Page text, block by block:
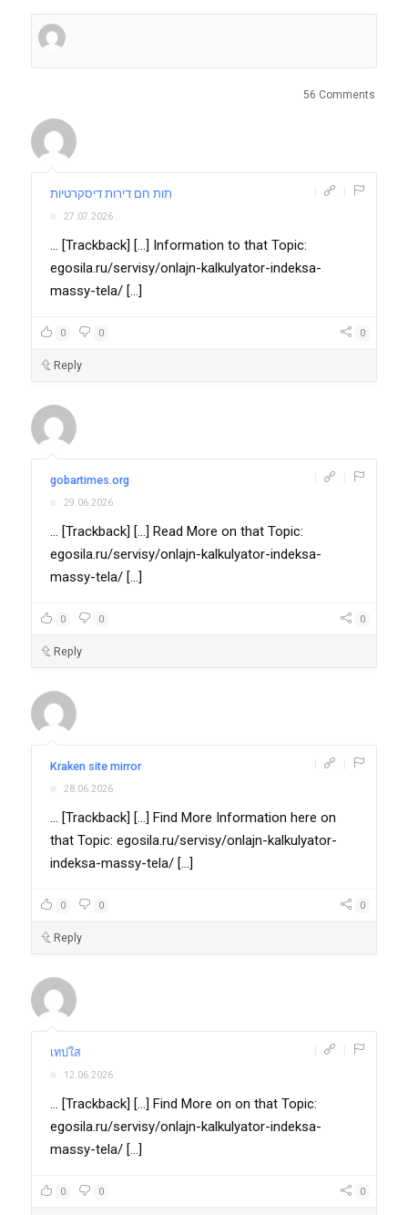
56 Comments
תות חם דירות דיסקרטיות
27.07.2026
... [Trackback] [...] Information to that Topic:
egosila.ru/servisy/onlajn-kalkulyator-indeksa-
massy-tela/ [...]
0 0 0
Reply
gobartimes.org
29.06.2026
... [Trackback] [...] Read More on that Topic:
egosila.ru/servisy/onlajn-kalkulyator-indeksa-
massy-tela/ [...]
0 0 0
Reply
Kraken site mirror
28.06.2026
... [Trackback] [...] Find More Information here on
that Topic: egosila.ru/servisy/onlajn-kalkulyator-
indeksa-massy-tela/ [...]
0 0 0
Reply
เทปใส
12.06.2026
... [Trackback] [...] Find More on on that Topic:
egosila.ru/servisy/onlajn-kalkulyator-indeksa-
massy-tela/ [...]
0 0 0